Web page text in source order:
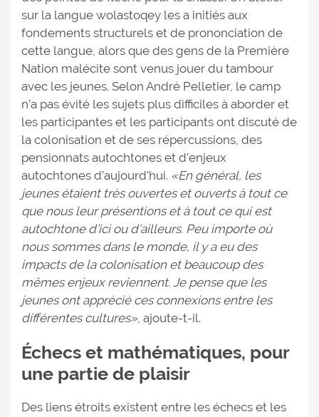
sur la langue wolastoqey les a initiés aux
fondements structurels et de prononciation de
cette langue, alors que des gens de la Première
Nation malécite sont venus jouer du tambour
avec les jeunes. Selon André Pelletier, le camp
n’a pas évité les sujets plus difficiles à aborder et
les participantes et les participants ont discuté de
la colonisation et de ses répercussions, des
pensionnats autochtones et d’enjeux
autochtones d’aujourd’hui. «En général, les
jeunes étaient très ouvertes et ouverts à tout ce
que nous leur présentions et à tout ce qui est
autochtone d’ici ou d’ailleurs. Peu importe où
nous sommes dans le monde, il y a eu des
impacts de la colonisation et beaucoup des
mêmes enjeux reviennent. Je pense que les
jeunes ont apprécié ces connexions entre les
différentes cultures», ajoute-t-il.
Échecs et mathématiques, pour
une partie de plaisir
Des liens étroits existent entre les échecs et les